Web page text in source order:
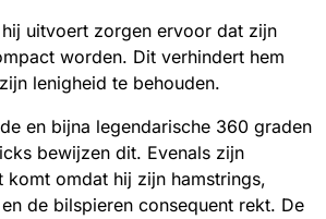
uitvoert zorgen ervoor dat zijn
worden. Dit verhindert hem
lenigheid te behouden.
en bijna legendarische 360 graden
bewijzen dit. Evenals zijn
komt omdat hij zijn hamstrings,
de bilspieren consequent rekt. De